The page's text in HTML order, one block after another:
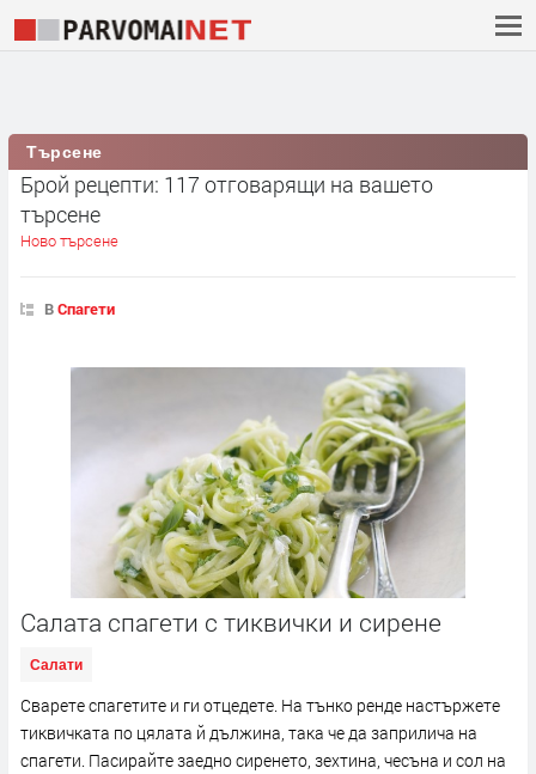
Търсене
Брой рецепти: 117 отговарящи на вашето
търсене
Ново търсене
ВСпагети
Салата спагети с тиквички и сирене
Салати
Сварете спагетите и ги отцедете. На тънко ренде настържете
тиквичката по цялата й дължина, така че да заприлича на
спагети. Пасирайте заедно сиренето, зехтина, чесъна и сол на